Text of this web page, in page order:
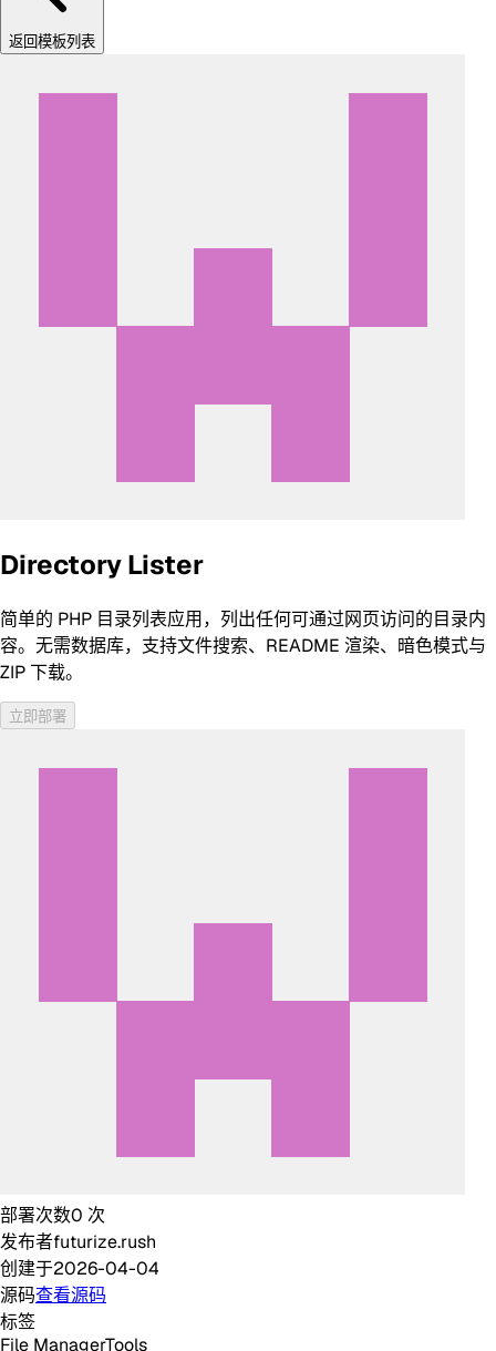
返回模板列表
Directory Lister
简单的 PHP 目录列表应用，列出任何可通过网页访问的目录内
容。无需数据库，支持文件搜索、README 渲染、暗色模式与
ZIP 下载。
立即部署
部署次数0 次
发布者futurize.rush
创建于2026-04-04
源码查看源码
标签
File ManagerTools